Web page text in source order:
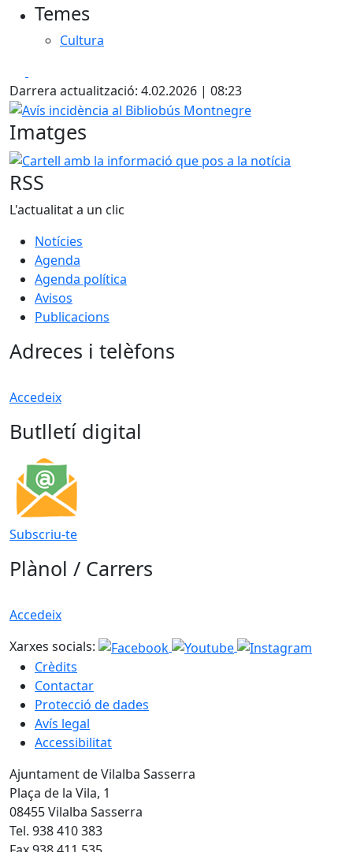
Temes
Cultura
Darrera actualització: 4.02.2026 | 08:23
Avís incidència al Bibliobús Montnegre
Imatges
Cartell amb la informació que pos a la notícia
RSS
L'actualitat a un clic
Notícies
Agenda
Agenda política
Avisos
Publicacions
Adreces i telèfons
Accedeix
Butlletí digital
Subscriu-te
Plànol / Carrers
Accedeix
Xarxes socials:
Crèdits
Contactar
Protecció de dades
Avís legal
Accessibilitat
Ajuntament de Vilalba Sasserra
Plaça de la Vila, 1
08455 Vilalba Sasserra
Tel. 938 410 383